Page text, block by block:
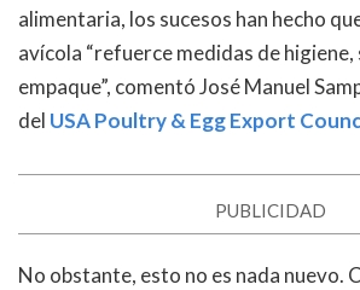
alimentaria, los sucesos han hecho
avícola “refuerce medidas de
empaque”, comentó José Manuel
del USA Poultry & Egg Export
PUBLICIDAD
No obstante, esto no es nada nuevo.